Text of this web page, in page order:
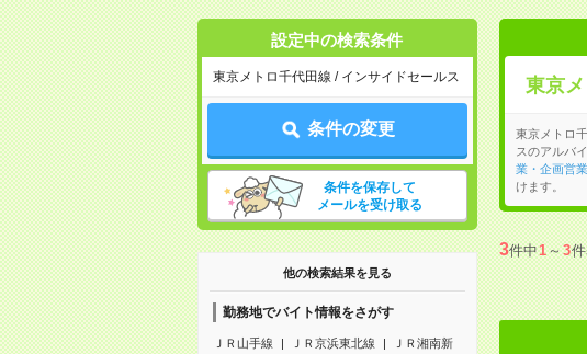
設定中の検索条件
東京メトロ千代田線 / インサイドセールス
条件の変更
条件を保存して
メールを受け取る
他の検索結果を見る
勤務地でバイト情報をさがす
ＪＲ山手線 ＪＲ京浜東北線
ＪＲ湘南新
東京
東京メトロ
スのアルバ
業・企画営
けます。
3件中1～3